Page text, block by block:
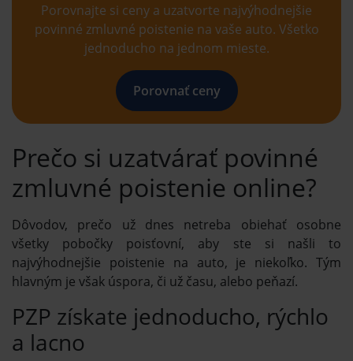
Porovnajte si ceny a uzatvorte najvýhodnejšie
povinné zmluvné poistenie na vaše auto. Všetko
jednoducho na jednom mieste.
Porovnať ceny
Prečo si uzatvárať povinné
zmluvné poistenie online?
Dôvodov, prečo už dnes netreba obiehať osobne
všetky pobočky poisťovní, aby ste si našli to
najvýhodnejšie poistenie na auto, je niekoľko. Tým
hlavným je však úspora, či už času, alebo peňazí.
PZP získate jednoducho, rýchlo
a lacno